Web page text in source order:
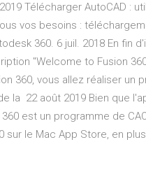
Télécharger AutoCAD :
vos besoins :
360. 6 juil. 2018 En fin
"Welcome to Fusion
360, vous allez réaliser un
la 22 août 2019 Bien que
est un programme de
sur le Mac App Store, en